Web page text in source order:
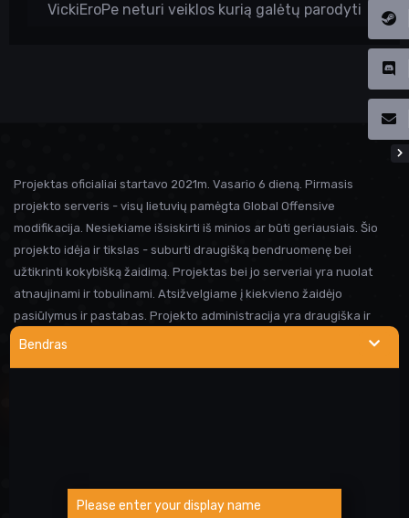
VickiEroPe neturi veiklos kurią galėtų parodyti
Bendras
Please enter your display name
Projektas oficialiai startavo 2021m. Vasario 6 dieną. Pirmasis
projekto serveris - visų lietuvių pamėgta Global Offensive
modifikacija. Nesiekiame išsiskirti iš minios ar būti geriausiais. Šio
projekto idėja ir tikslas - suburti draugišką bendruomenę bei
užtikrinti kokybišką žaidimą. Projektas bei jo serveriai yra nuolat
atnaujinami ir tobulinami. Atsižvelgiame į kiekvieno žaidėjo
pasiūlymus ir pastabas. Projekto administracija yra draugiška ir
visada linkusi padėti prireikus pagalbos. Iki susitikimo serveryje!
Atsiblokavimo anketa